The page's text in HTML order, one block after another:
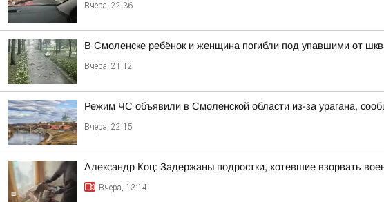
Вчера, 22:36
В Смоленске ребёнок и женщина погибли под упавшими от
Вчера, 21:12
Режим ЧС объявили в Смоленской области из-за урагана,
Вчера, 22:15
Александр Коц: Задержаны подростки, хотевшие взорвать
Вчера, 13:14